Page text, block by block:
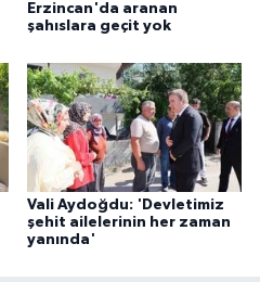
Erzincan'da aranan
şahıslara geçit yok
Vali Aydoğdu: 'Devletimiz
şehit ailelerinin her zaman
yanında'